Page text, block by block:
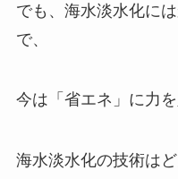
でも、海水淡水化に
で、
今は「省エネ」に力
海水淡水化の技術は